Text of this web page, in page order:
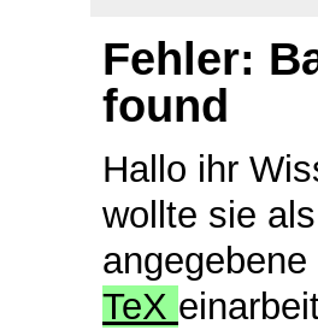
Fehler:
found
Hallo ihr
wollte sie als
TeX